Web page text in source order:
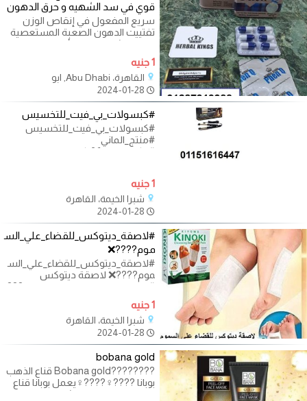
قوي في سد الشهيه و حرق الدهون
سريع المفعول في إنقاص الوزن
تفتييت الدهون الصعبة المستعصية
تقليل الشهية تجاه الأطعمة
المختلفة
1 جنيه
القاهرة، Abu Dhabi, ابو
#كبسولات_بي_فيت_للتخسيس
#كبسولات_بي_فيت_للتخسيس
#منتج_الماني
#يتكون_من_36_كبسولة
1 جنيه
شبرا الخيمة، القاهرة
#لاصقة_ديتوكس_للقضاء_علي_الس
موم????❌️
#لاصقة_ديتوكس_للقضاء_علي_الس
موم????❌️ لاصقة ديتوكس
#لتنظيف_القدمين_من_السموم???
????? الوصف:???????? هى
1 جنيه
شبرا الخيمة، القاهرة
bobana gold
????????Bobana gold قناع الذهب
بوبانا ????‍♀️????‍♀️يعمل بوبانا قناع
الذهب علي تفتيح البشرة وتوحيد